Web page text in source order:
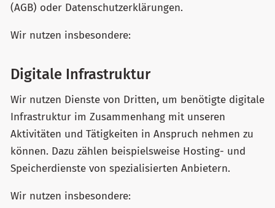
(AGB) oder Datenschutzerklärungen.
Wir nutzen insbesondere:
Digitale Infrastruktur
Wir nutzen Dienste von Dritten, um benötigte digitale
Infrastruktur im Zusammenhang mit unseren
Aktivitäten und Tätigkeiten in Anspruch nehmen zu
können. Dazu zählen beispielsweise Hosting- und
Speicherdienste von spezialisierten Anbietern.
Wir nutzen insbesondere: